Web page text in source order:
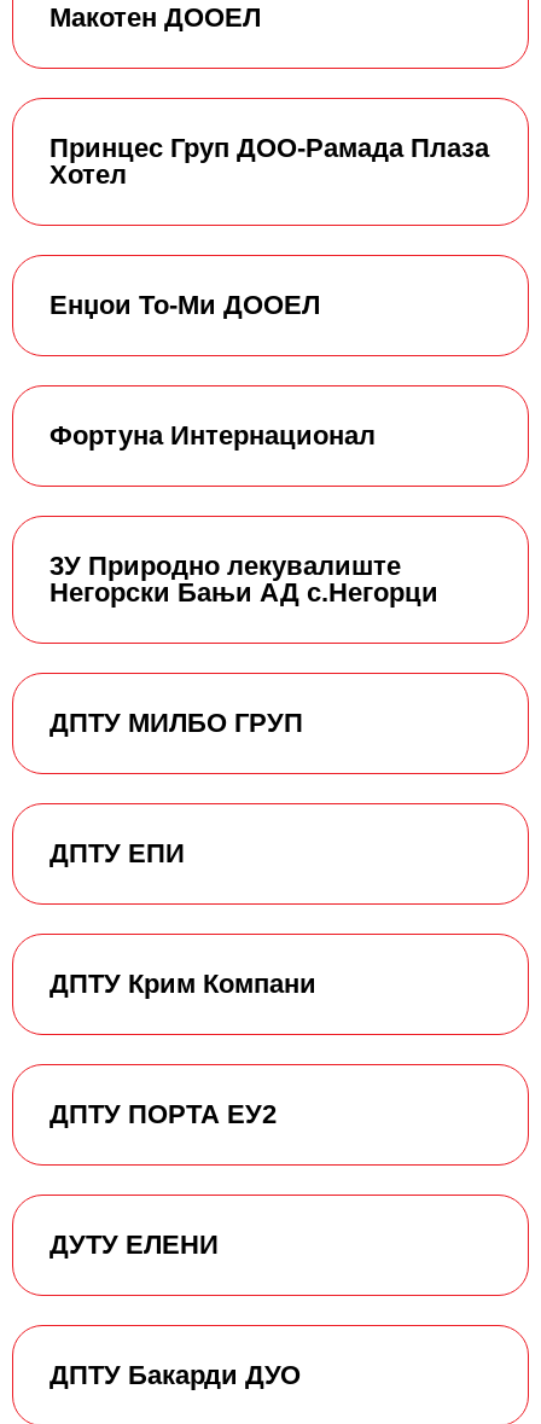
Макотен ДООЕЛ
Принцес Груп ДОО-Рамада Плаза
Хотел
Енџои То-Ми ДООЕЛ
Фортуна Интернационал
3У Природно лекувалиште
Негорски Бањи АД с.Негорци
ДПТУ МИЛБО ГРУП
ДПТУ ЕПИ
ДПТУ Крим Компани
ДПТУ ПОРТА ЕУ2
ДУТУ ЕЛЕНИ
ДПТУ Бакарди ДУО